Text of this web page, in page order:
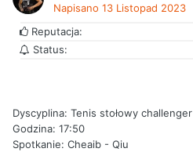
Napisano 13 Listopad 2023
Reputacja:
Status:
Dyscyplina: Tenis stołowy challenger
Godzina: 17:50
Spotkanie: Cheaib - Qiu